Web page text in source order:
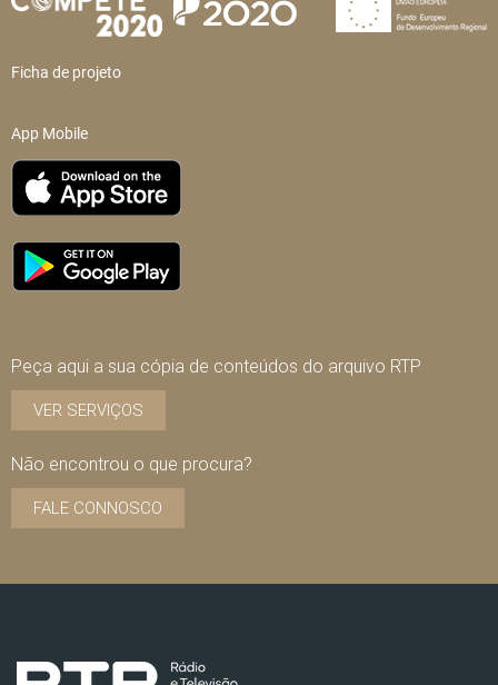
Ficha de projeto
App Mobile
Peça aqui a sua cópia de conteúdos do arquivo RTP
VER SERVIÇOS
Não encontrou o que procura?
FALE CONNOSCO